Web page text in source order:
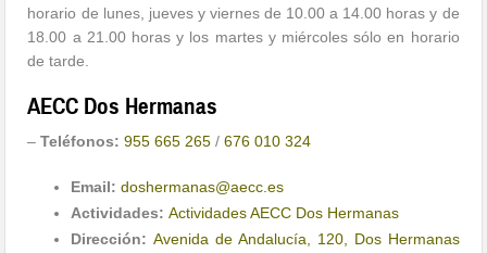
horario de lunes, jueves y viernes de 10.00 a 14.00 horas y de
18.00 a 21.00 horas y los martes y miércoles sólo en horario
de tarde.
AECC Dos Hermanas
–Teléfonos: 955 665 265 /676 010 324
Email: doshermanas@aecc.es
Actividades: Actividades AECC Dos Hermanas
Dirección: Avenida de Andalucía, 120, Dos Hermanas